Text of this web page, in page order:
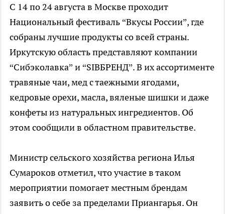
С 14 по 24 августа в Москве проходит
Национальный фестиваль “Вкусы России”, где
собраны лучшие продукты со всей страны.
Иркутскую область представляют компании
“Сибэколавка” и “SIBБРЕНД”. В их ассортименте
травяные чаи, мед с таежными ягодами,
кедровые орехи, масла, вяленые шишки и даже
конфеты из натуральных ингредиентов. Об
этом сообщили в областном правительстве.
Министр сельского хозяйства региона Илья
Сумароков отметил, что участие в таком
мероприятии помогает местным брендам
заявить о себе за пределами Приангарья. Он